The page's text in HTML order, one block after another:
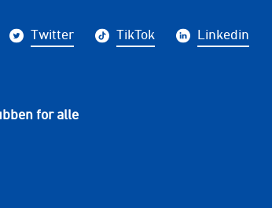
Twitter TikTok Linkedin
for alle